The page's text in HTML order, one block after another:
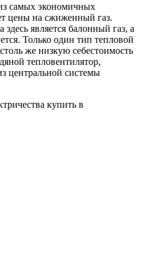
самых экономичных
цены на сжиженный газ.
является балонный газ, а
Только один тип тепловой
же низкую себестоимость
тепловентилятор,
центральной системы